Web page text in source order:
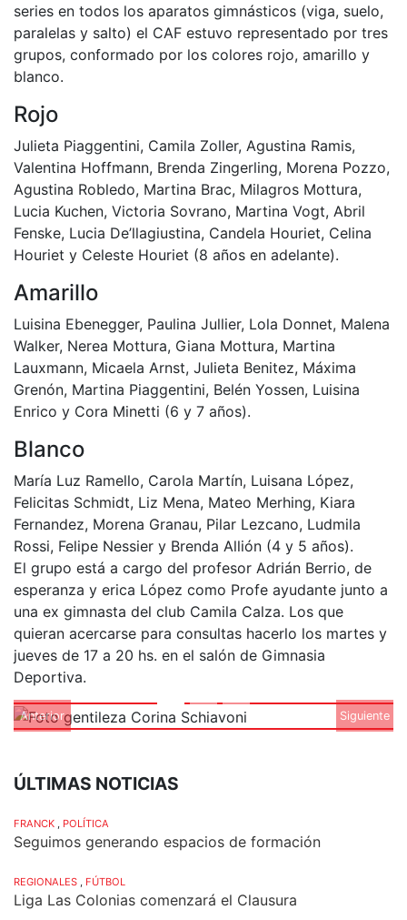
series en todos los aparatos gimnásticos (viga, suelo,
paralelas y salto) el CAF estuvo representado por tres
grupos, conformado por los colores rojo, amarillo y
blanco.
Rojo
Julieta Piaggentini, Camila Zoller, Agustina Ramis,
Valentina Hoffmann, Brenda Zingerling, Morena Pozzo,
Agustina Robledo, Martina Brac, Milagros Mottura,
Lucia Kuchen, Victoria Sovrano, Martina Vogt, Abril
Fenske, Lucia De’llagiustina, Candela Houriet, Celina
Houriet y Celeste Houriet (8 años en adelante).
Amarillo
Luisina Ebenegger, Paulina Jullier, Lola Donnet, Malena
Walker, Nerea Mottura, Giana Mottura, Martina
Lauxmann, Micaela Arnst, Julieta Benitez, Máxima
Grenón, Martina Piaggentini, Belén Yossen, Luisina
Enrico y Cora Minetti (6 y 7 años).
Blanco
María Luz Ramello, Carola Martín, Luisana López,
Felicitas Schmidt, Liz Mena, Mateo Merhing, Kiara
Fernandez, Morena Granau, Pilar Lezcano, Ludmila
Rossi, Felipe Nessier y Brenda Allión (4 y 5 años).
El grupo está a cargo del profesor Adrián Berrio, de
esperanza y erica López como Profe ayudante junto a
una ex gimnasta del club Camila Calza. Los que
quieran acercarse para consultas hacerlo los martes y
jueves de 17 a 20 hs. en el salón de Gimnasia
Deportiva.
Anterior Siguiente
ÚLTIMAS NOTICIAS
FRANCK POLÍTICA
Seguimos generando espacios de formación
REGIONALES FÚTBOL
Liga Las Colonias comenzará el Clausura